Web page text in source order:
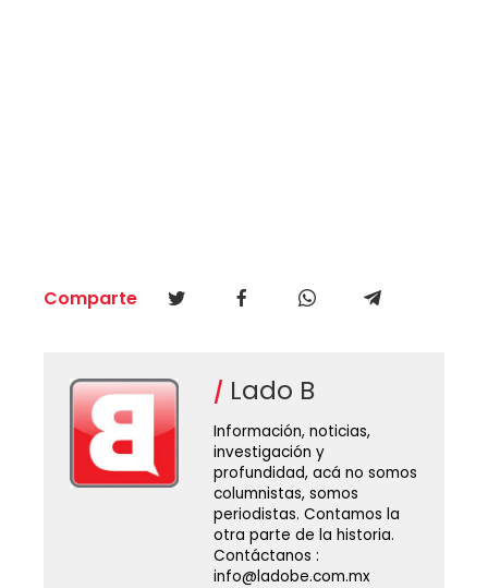
Comparte
Lado B
Información, noticias,
investigación y
profundidad, acá no somos
columnistas, somos
periodistas. Contamos la
otra parte de la historia.
Contáctanos :
info@ladobe.com.mx